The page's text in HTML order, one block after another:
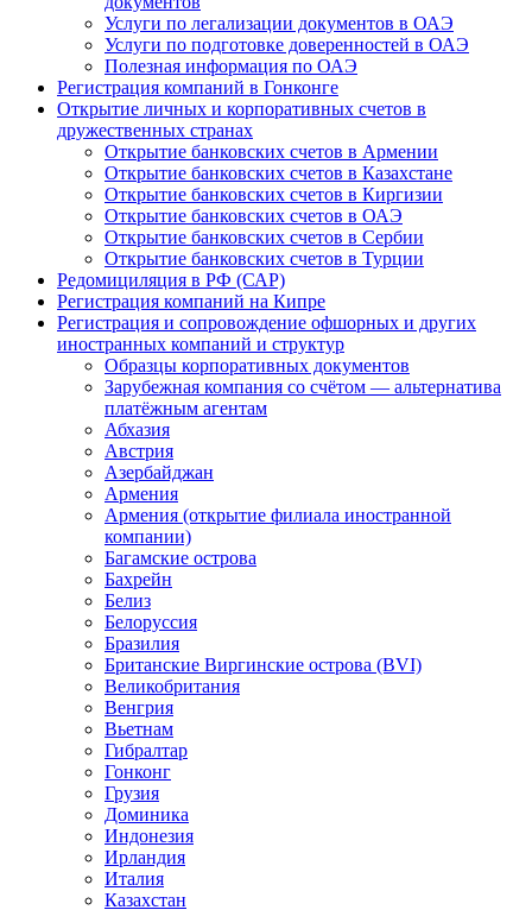
Услуги по легализации документов в ОАЭ
Услуги по подготовке доверенностей в ОАЭ
Полезная информация по ОАЭ
Регистрация компаний в Гонконге
Открытие личных и корпоративных счетов в
дружественных странах
Открытие банковских счетов в Армении
Открытие банковских счетов в Казахстане
Открытие банковских счетов в Киргизии
Открытие банковских счетов в ОАЭ
Открытие банковских счетов в Сербии
Открытие банковских счетов в Турции
Редомициляция в РФ (САР)
Регистрация компаний на Кипре
Регистрация и сопровождение офшорных и других
иностранных компаний и структур
Образцы корпоративных документов
Зарубежная компания со счётом — альтернатива
платёжным агентам
Абхазия
Австрия
Азербайджан
Армения
Армения (открытие филиала иностранной
компании)
Багамские острова
Бахрейн
Белиз
Белоруссия
Бразилия
Британские Виргинские острова (BVI)
Великобритания
Венгрия
Вьетнам
Гибралтар
Гонконг
Грузия
Доминика
Индонезия
Ирландия
Италия
Казахстан